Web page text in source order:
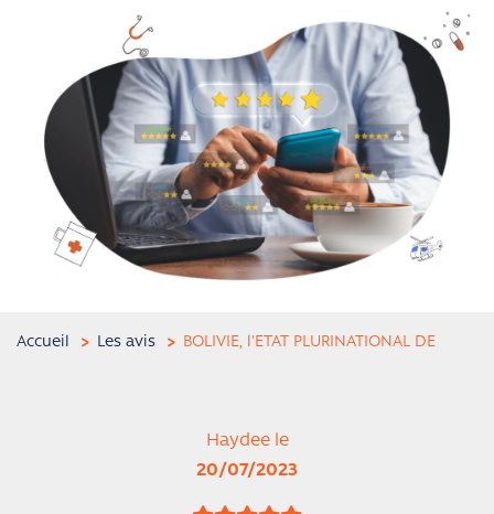
Accueil Les avis BOLIVIE, l'ETAT PLURINATIONAL DE
Haydee le
20/07/2023